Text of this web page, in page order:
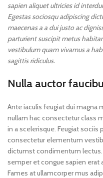
sapien aliquet ultricies id
Egestas sociosqu adipiscing
maecenas a a dui justo ac
parturient suscipit metus
vestibulum quam vivamus a
sagittis ridiculus.
Nulla auctor
Ante iaculis feugiat dui magna
nullam hac consectetur class
in a scelerisque. Feugiat
consectetur elementum
dictumst condimentum
semper et congue sapien erat
Fames at ullamcorper mus